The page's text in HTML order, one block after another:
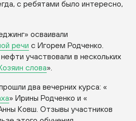
с ребятами было интересно,
осваивали
речи с Игорем Родченко.
участвовали в нескольких
слова».
два вечерних курса: «
» Ирины Родченко и «
Ковш. Отзывы участников